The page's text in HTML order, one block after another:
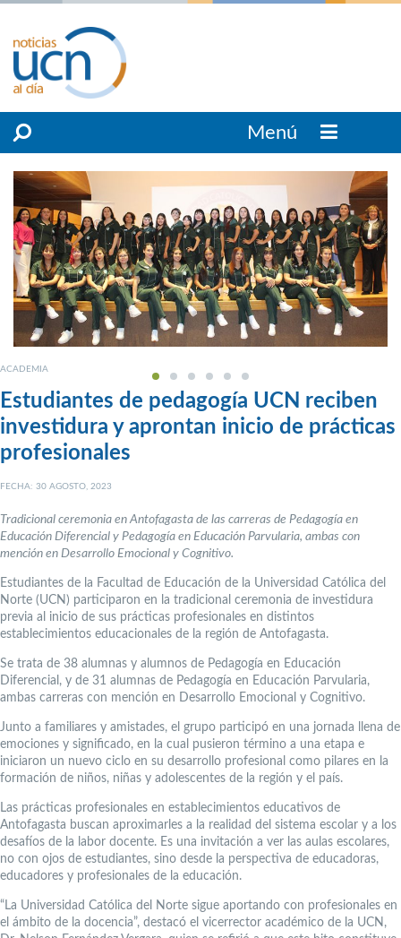
Menú
ACADEMIA
Estudiantes de pedagogía UCN reciben
investidura y aprontan inicio de prácticas
profesionales
FECHA: 30 AGOSTO, 2023
Tradicional ceremonia en Antofagasta de las carreras de Pedagogía en
Educación Diferencial y Pedagogía en Educación Parvularia, ambas con
mención en Desarrollo Emocional y Cognitivo.
Estudiantes de la Facultad de Educación de la Universidad Católica del
Norte (UCN) participaron en la tradicional ceremonia de investidura
previa al inicio de sus prácticas profesionales en distintos
establecimientos educacionales de la región de Antofagasta.
Se trata de 38 alumnas y alumnos de Pedagogía en Educación
Diferencial, y de 31 alumnas de Pedagogía en Educación Parvularia,
ambas carreras con mención en Desarrollo Emocional y Cognitivo.
Junto a familiares y amistades, el grupo participó en una jornada llena de
emociones y significado, en la cual pusieron término a una etapa e
iniciaron un nuevo ciclo en su desarrollo profesional como pilares en la
formación de niños, niñas y adolescentes de la región y el país.
Las prácticas profesionales en establecimientos educativos de
Antofagasta buscan aproximarles a la realidad del sistema escolar y a los
desafíos de la labor docente. Es una invitación a ver las aulas escolares,
no con ojos de estudiantes, sino desde la perspectiva de educadoras,
educadores y profesionales de la educación.
“La Universidad Católica del Norte sigue aportando con profesionales en
el ámbito de la docencia”, destacó el vicerrector académico de la UCN,